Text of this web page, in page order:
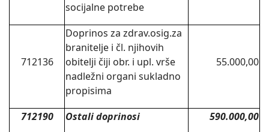
socijalne potrebe
712136
Doprinos za zdrav.osig.za
branitelje i čl. njihovih
obitelji čiji obr. i upl. vrše
nadležni organi sukladno
propisima
55.000,00
712190 Ostali doprinosi 590.000,00